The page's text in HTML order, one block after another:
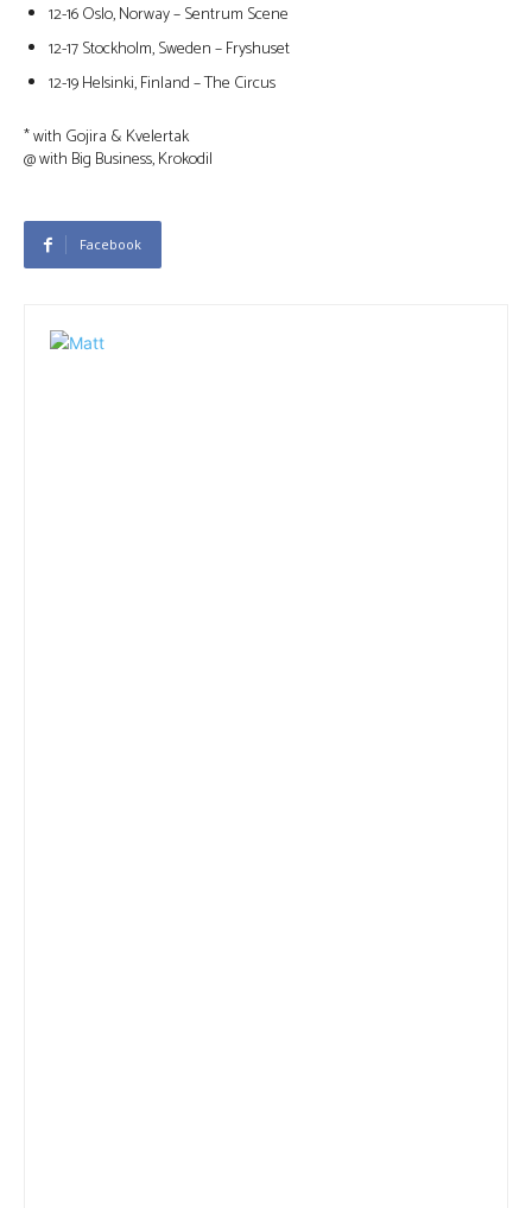
12-16 Oslo, Norway – Sentrum Scene
12-17 Stockholm, Sweden – Fryshuset
12-19 Helsinki, Finland – The Circus
* with Gojira & Kvelertak
@ with Big Business, Krokodil
Facebook